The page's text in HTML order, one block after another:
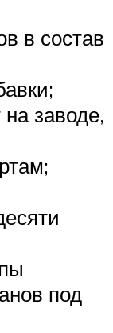
в состав
заводе,
под